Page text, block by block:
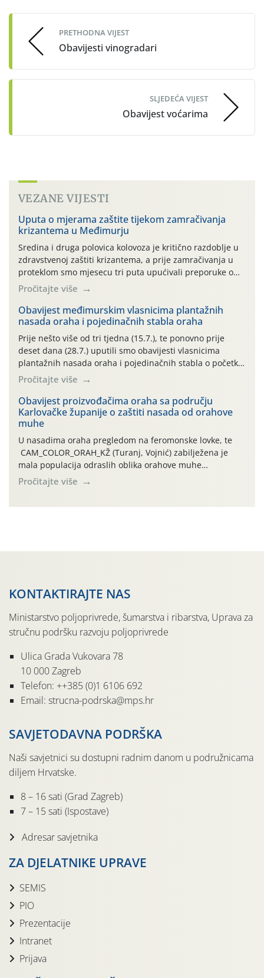
navigation
PRETHODNA VIJEST
Obavijesti vinogradari
SLJEDEĆA VIJEST
Obavijest voćarima
VEZANE VIJESTI
Uputa o mjerama zaštite tijekom zamračivanja
krizantema u Međimurju
Sredina i druga polovica kolovoza je kritično razdoblje u
zdravstvenoj zaštiti krizantema, a prije zamračivanja u
proteklom smo mjesecu tri puta upućivali preporuke o
preventivnim mjerama zaštite krizantema od najčešćih
uzročnika bolesti, štetnika i fito-fagnih grinja (23.7., 14.7.,
06.7.)! Na početku ovog mjeseca je zabilježeno je
povijesno i ekstremno vruće meteorološko razdoblje, uz
najviše temperature […]
Pročitajte više
Obavijest međimurskim vlasnicima plantažnih
nasada oraha i pojedinačnih stabla oraha
Prije nešto više od tri tjedna (15.7.), te ponovno prije
deset dana (28.7.) uputili smo obavijesti vlasnicima
plantažnih nasada oraha i pojedinačnih stabla o početku
leta i ovogodišnjoj potrebi usmjerenog suzbijanja
orahove muhe (Rhagoletis completa)! Već dvanaest dana
traje drugi ovogodišnji “toplinski udar”, koji naročito
izražen zadnja šest dana (31.7.-05.8.), jer najviše
temperature zraka svakodnevno […]
Pročitajte više
Obavijest proizvođačima oraha sa području
Karlovačke županije o zaštiti nasada od orahove
muhe
U nasadima oraha pregledom na feromonske lovke, te
CAM_COLOR_ORAH_KŽ (Turanj, Vojnić) zabilježena je
mala populacija odraslih oblika orahove muhe
(Rhagoletis completa). Niska brojnost može se objasniti
činjenicom da je riječ o mladim nasadima s vrlo malim
Pročitajte više
KONTAKTIRAJTE NAS
Ministarstvo poljoprivrede, šumarstva i ribarstva, Uprava za
stručnu podršku razvoju poljoprivrede
Ulica Grada Vukovara 78
10 000 Zagreb
Telefon: ++385 (0)1 6106 692
Email: strucna-podrska@mps.hr
SAVJETODAVNA PODRŠKA
Naši savjetnici su dostupni radnim danom u podružnicama
diljem Hrvatske.
8 – 16 sati (Grad Zagreb)
7 – 15 sati (Ispostave)
Adresar savjetnika
ZA DJELATNIKE UPRAVE
SEMIS
PIO
Prezentacije
Intranet
Prijava